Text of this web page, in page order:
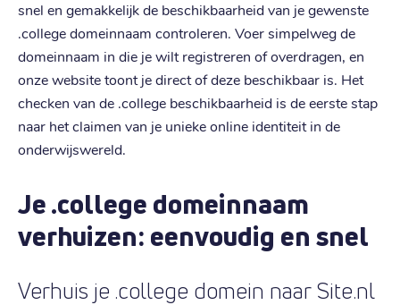
snel en gemakkelijk de beschikbaarheid van je gewenste
.college domeinnaam controleren. Voer simpelweg de
domeinnaam in die je wilt registreren of overdragen, en
onze website toont je direct of deze beschikbaar is. Het
checken van de .college beschikbaarheid is de eerste stap
naar het claimen van je unieke online identiteit in de
onderwijswereld.
Je .college domeinnaam
verhuizen: eenvoudig en snel
Verhuis je .college domein naar Site.nl